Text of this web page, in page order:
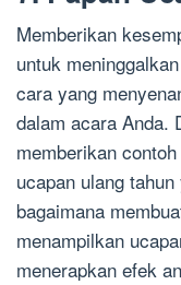
Memberikan
untuk
cara yang
dalam acara Anda.
memberikan
ucapan ulang
bagaimana
menampilkan
menerapkan efek